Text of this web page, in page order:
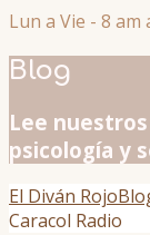
Lun a Vie - 8 am
Blog
Lee
psicología y
El Diván Rojo
Caracol Radio